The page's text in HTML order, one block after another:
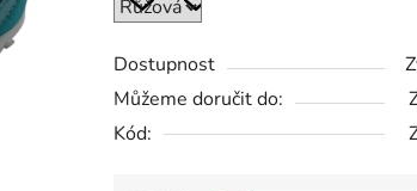
Dostupnost
Můžeme doručit do:
Kód: